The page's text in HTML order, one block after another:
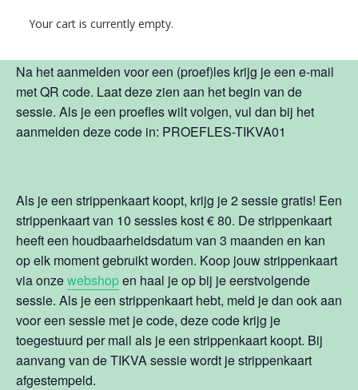
Your cart is currently empty.
Na het aanmelden voor een (proef)les krijg je een e-mail
met QR code. Laat deze zien aan het begin van de
sessie. Als je een proefles wilt volgen, vul dan bij het
aanmelden deze code in: PROEFLES-TIKVA01
Als je een strippenkaart koopt, krijg je 2 sessie gratis! Een
strippenkaart van 10 sessies kost € 80. De strippenkaart
heeft een houdbaarheidsdatum van 3 maanden en kan
op elk moment gebruikt worden. Koop jouw strippenkaart
via onzewebshopen haal je op bij je eerstvolgende
sessie. Als je een strippenkaart hebt, meld je dan ook aan
voor een sessie met je code, deze code krijg je
toegestuurd per mail als je een strippenkaart koopt. Bij
aanvang van de TIKVA sessie wordt je strippenkaart
afgestempeld.